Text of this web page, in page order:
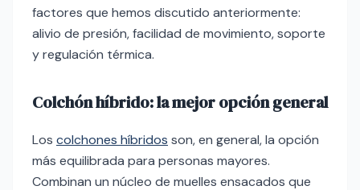
factores que hemos discutido anteriormente:
alivio de presión, facilidad de movimiento, soporte
y regulación térmica.
Colchón híbrido: la mejor opción general
Los colchones híbridos son, en general, la opción
más equilibrada para personas mayores.
Combinan un núcleo de muelles ensacados que